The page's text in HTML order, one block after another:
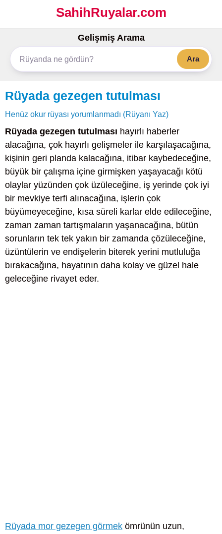
SahihRuyalar.com
Gelişmiş Arama
Ara
Rüyada gezegen tutulması
Henüz okur rüyası yorumlanmadı (Rüyanı Yaz)
Rüyada gezegen tutulması hayırlı haberler
alacağına, çok hayırlı gelişmeler ile karşılaşacağına,
kişinin geri planda kalacağına, itibar kaybedeceğine,
büyük bir çalışma içine girmişken yaşayacağı kötü
olaylar yüzünden çok üzüleceğine, iş yerinde çok iyi
bir mevkiye terfi alınacağına, işlerin çok
büyümeyeceğine, kısa süreli karlar elde edileceğine,
zaman zaman tartışmaların yaşanacağına, bütün
sorunların tek tek yakın bir zamanda çözüleceğine,
üzüntülerin ve endişelerin biterek yerini mutluluğa
bırakacağına, hayatının daha kolay ve güzel hale
geleceğine rivayet eder.
Rüyada mor gezegen görmek ömrünün uzun,